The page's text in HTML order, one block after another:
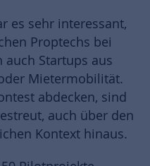
es sehr interessant,
Proptechs bei
auch Startups aus
Mietermobilität.
abdecken, sind
auch über den
Kontext hinaus.